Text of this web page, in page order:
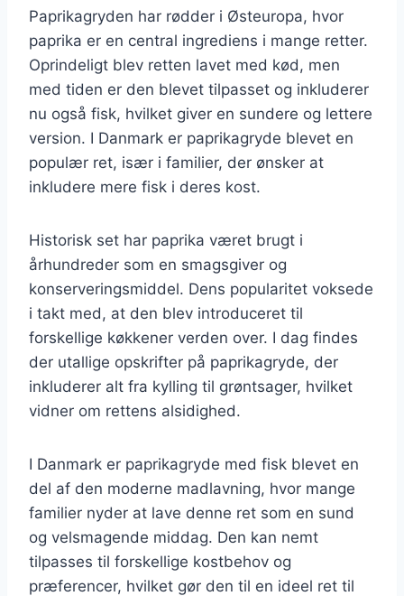
Paprikagryden har rødder i Østeuropa, hvor
paprika er en central ingrediens i mange retter.
Oprindeligt blev retten lavet med kød, men
med tiden er den blevet tilpasset og inkluderer
nu også fisk, hvilket giver en sundere og lettere
version. I Danmark er paprikagryde blevet en
populær ret, især i familier, der ønsker at
inkludere mere fisk i deres kost.
Historisk set har paprika været brugt i
århundreder som en smagsgiver og
konserveringsmiddel. Dens popularitet voksede
i takt med, at den blev introduceret til
forskellige køkkener verden over. I dag findes
der utallige opskrifter på paprikagryde, der
inkluderer alt fra kylling til grøntsager, hvilket
vidner om rettens alsidighed.
I Danmark er paprikagryde med fisk blevet en
del af den moderne madlavning, hvor mange
familier nyder at lave denne ret som en sund
og velsmagende middag. Den kan nemt
tilpasses til forskellige kostbehov og
præferencer, hvilket gør den til en ideel ret til